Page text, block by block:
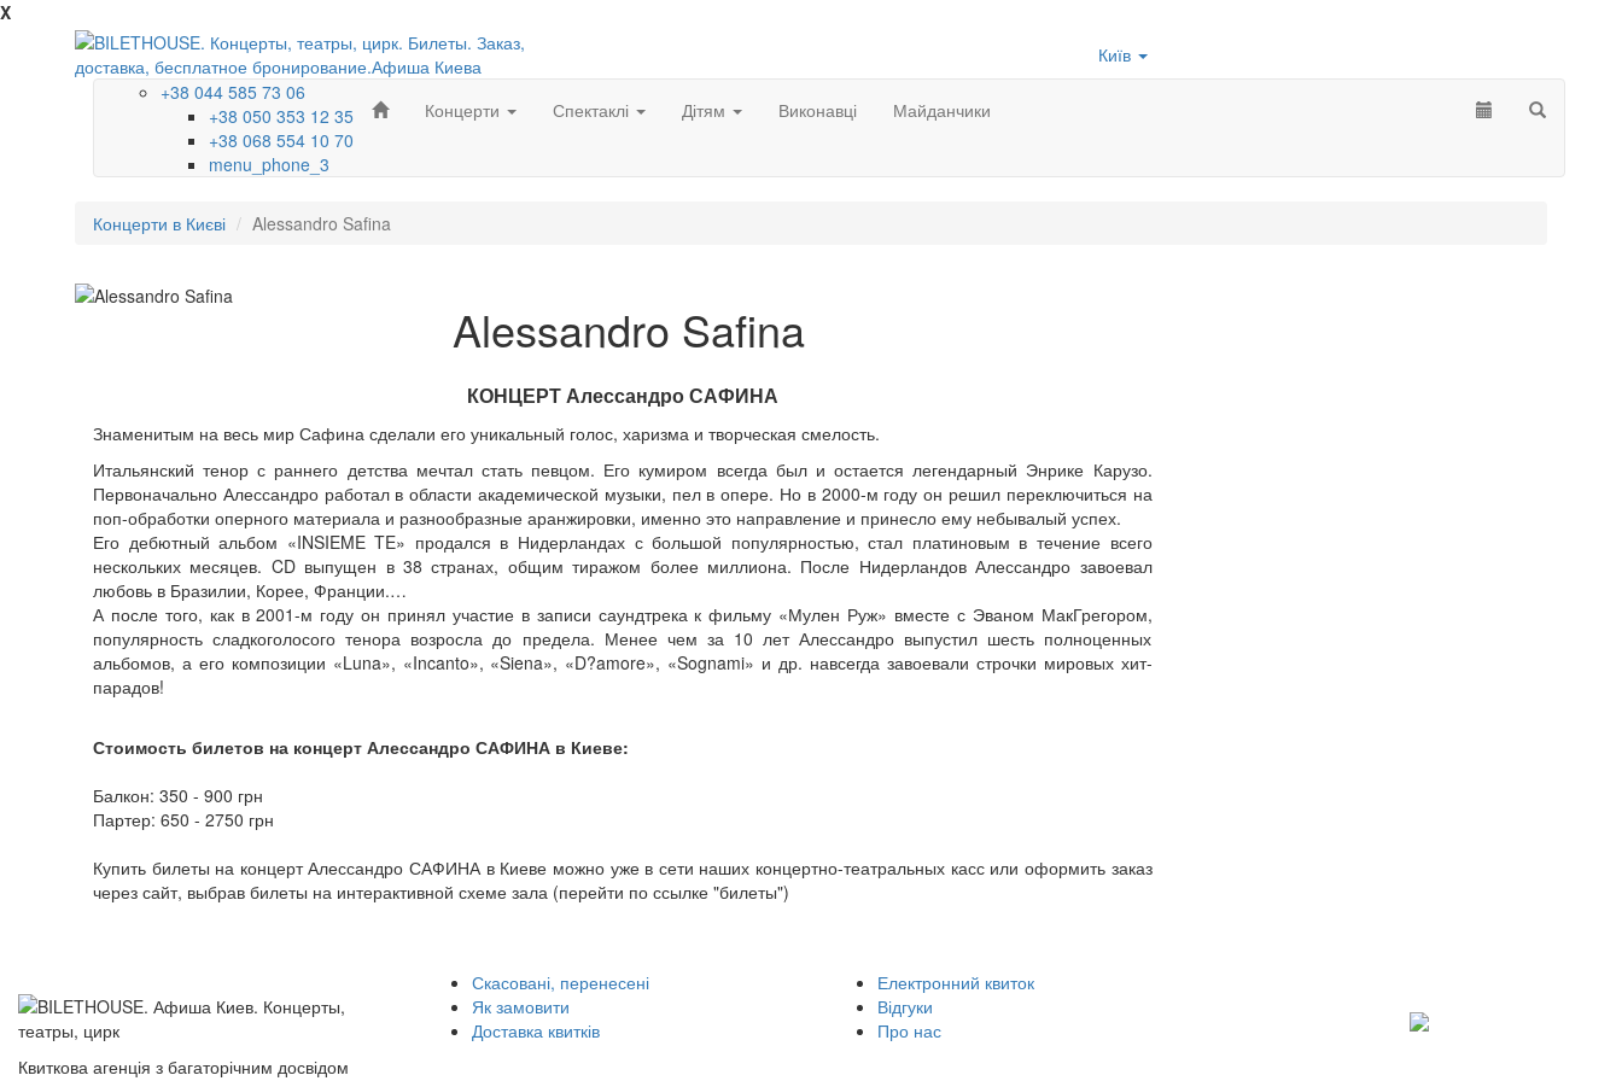
X
Київ
+38 044 585 73 06
+38 050 353 12 35
+38 068 554 10 70
menu_phone_3
Концерти Спектаклі Дітям Виконавці Майданчики
Концерти в Києві Alessandro Safina
Alessandro Safina
КОНЦЕРТ Алессандро САФИНА
Знаменитым на весь мир Сафина сделали его уникальный голос, харизма и творческая смелость.
Итальянский тенор с раннего детства мечтал стать певцом. Его кумиром всегда был и остается легендарный Энрике Карузо.
Первоначально Алессандро работал в области академической музыки, пел в опере. Но в 2000-м году он решил переключиться на
поп-обработки оперного материала и разнообразные аранжировки, именно это направление и принесло ему небывалый успех.
Его дебютный альбом «INSIEME TE» продался в Нидерландах с большой популярностью, стал платиновым в течение всего
нескольких месяцев. CD выпущен в 38 странах, общим тиражом более миллиона. После Нидерландов Алессандро завоевал
любовь в Бразилии, Корее, Франции.…
А после того, как в 2001-м году он принял участие в записи саундтрека к фильму «Мулен Руж» вместе с Эваном МакГрегором,
популярность сладкоголосого тенора возросла до предела. Менее чем за 10 лет Алессандро выпустил шесть полноценных
альбомов, а его композиции «Luna», «Incanto», «Siena», «D?amore», «Sognami» и др. навсегда завоевали строчки мировых хит-
парадов!
Стоимость билетов на концерт Алессандро САФИНА в Киеве:
Балкон: 350 - 900 грн
Партер: 650 - 2750 грн
Купить билеты на концерт Алессандро САФИНА в Киеве можно уже в сети наших концертно-театральных касс или оформить заказ
через сайт, выбрав билеты на интерактивной схеме зала (перейти по ссылке "билеты")
Квиткова агенція з багаторічним досвідом
Скасовані, перенесені
Як замовити
Доставка квитків
Електронний квиток
Відгуки
Про нас